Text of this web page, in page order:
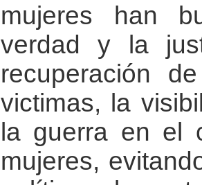
mujeres han
verdad y la
recuperación
victimas, la
la guerra en el
mujeres,